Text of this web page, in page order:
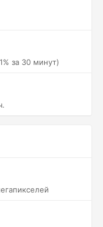
за 30 минут)